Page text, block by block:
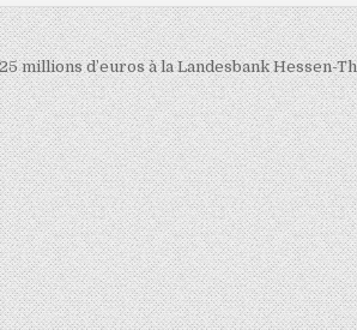
millions d’euros à la Landesbank